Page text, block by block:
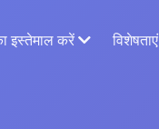
इस्तेमाल करें विशेषताएं